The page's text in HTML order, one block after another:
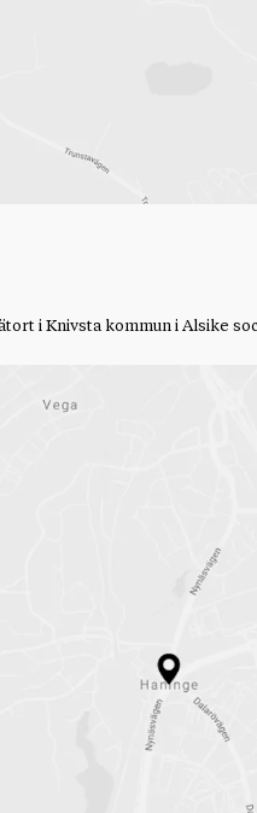
i Knivsta kommun i Alsike